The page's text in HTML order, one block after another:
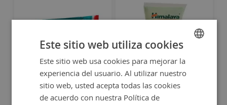
Rumalaya Gel 50gr.-
Himalaya
Limpiador facial hidratante
150ml - Himalaya Herbals
5,99 €
SPANISH
ENGLISH
Este sitio web utiliza cookies
Este sitio web usa cookies para mejorar la
experiencia del usuario. Al utilizar nuestro
sitio web, usted acepta todas las cookies
de acuerdo con nuestra Política de